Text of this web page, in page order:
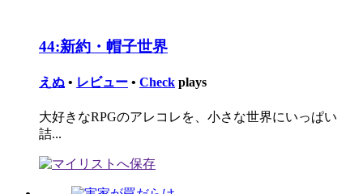
44:新約・帽子世界
えぬ • レビュー • Check plays
大好きなRPGのアレコレを、小さな世界にいっぱい
詰...